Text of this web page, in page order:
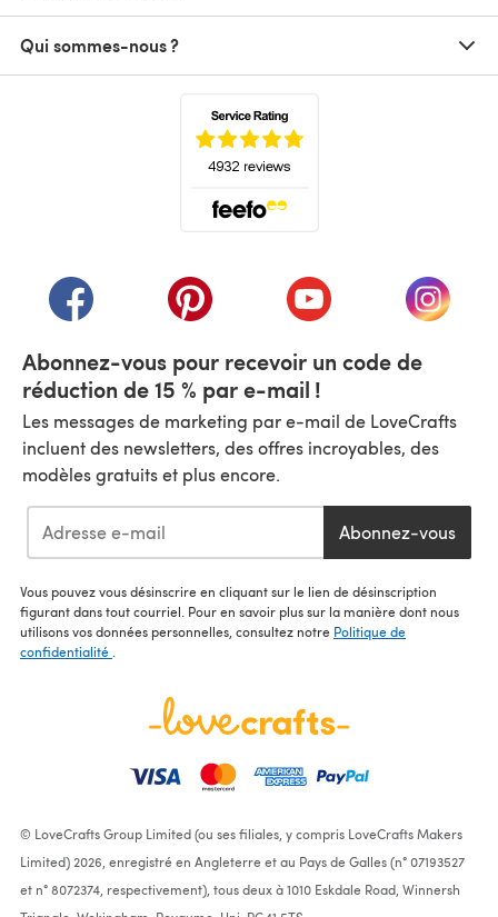
Qui sommes-nous ?
(s'ouvre dans un nouvel onglet)
(s'ouvre dans un nouvel onglet)
(s'ouvre dans un(s'ouvre
Abonnez-vous pour recevoir un code de
réduction de 15 % par e-mail !
Les messages de marketing par e-mail de LoveCrafts
incluent des newsletters, des offres incroyables, des
modèles gratuits et plus encore.
Abonnez-vous
Vous pouvez vous désinscrire en cliquant sur le lien de désinscription
figurant dans tout courriel. Pour en savoir plus sur la manière dont nous
utilisons vos données personnelles, consultez notre Politique de
confidentialité .
© LoveCrafts Group Limited (ou ses filiales, y compris LoveCrafts Makers
Limited) 2026, enregistré en Angleterre et au Pays de Galles (n° 07193527
et n° 8072374, respectivement), tous deux à 1010 Eskdale Road, Winnersh